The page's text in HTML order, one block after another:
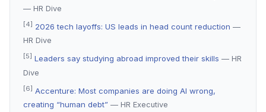
— HR Dive
[4] 2026 tech layoffs: US leads in head count reduction —
HR Dive
[5] Leaders say studying abroad improved their skills — HR
Dive
[6] Accenture: Most companies are doing AI wrong,
creating “human debt” — HR Executive